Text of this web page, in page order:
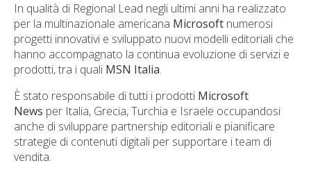
In qualità di Regional Lead negli ultimi anni ha realizzato
per la multinazionale americana Microsoft numerosi
progetti innovativi e sviluppato nuovi modelli editoriali che
hanno accompagnato la continua evoluzione di servizi e
prodotti, tra i quali MSN Italia.
È stato responsabile di tutti i prodotti Microsoft
News per Italia, Grecia, Turchia e Israele occupandosi
anche di sviluppare partnership editoriali e pianificare
strategie di contenuti digitali per supportare i team di
vendita.